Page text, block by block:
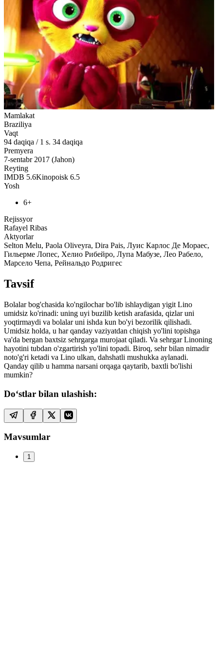
Mamlakat
Braziliya
Vaqt
94 daqiqa / 1 s. 34 daqiqa
Premyera
7-sentabr 2017 (Jahon)
Reyting
IMDB 5.6Kinopoisk 6.5
Yosh
6+
Rejissyor
Rafayel Ribas
Aktyorlar
Selton Melu, Paola Oliveyra, Dira Pais, Луис Карлос Де Мораес,
Гильерме Лопес, Хелио Рибейро, Лупа Мабузе, Лео Рабело,
Марсело Чепа, Рейнальдо Родригес
Tavsif
Bolalar bog'chasida ko'ngilochar bo'lib ishlaydigan yigit Lino
umidsiz ko'rinadi: uning uyi buzilib ketish arafasida, qizlar uni
yoqtirmaydi va bolalar uni ishda kun bo'yi bezorilik qilishadi.
Umidsiz holda, u har qanday vaziyatdan chiqish yo'lini topishga
va'da bergan baxtsiz sehrgarga murojaat qiladi. Va sehrgar Linoning
hayotini tubdan o'zgartirish yo'lini topadi. Biroq, sehr bilan nimadir
noto'g'ri ketadi va Lino ulkan, dahshatli mushukka aylanadi.
Qanday qilib u hamma narsani orqaga qaytarib, baxtli bo'lishi
mumkin?
Do‘stlar bilan ulashish:
Mavsumlar
1